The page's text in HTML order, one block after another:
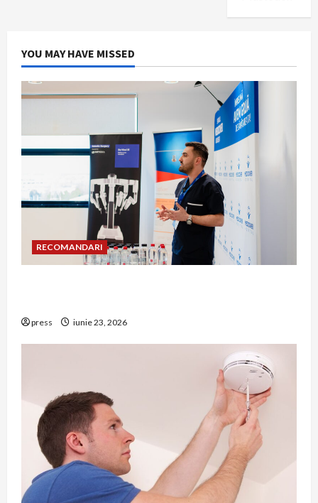
YOU MAY HAVE MISSED
RECOMANDARI
press iunie 23, 2026